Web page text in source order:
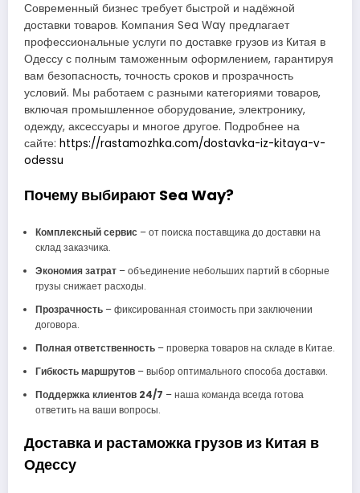
Современный бизнес требует быстрой и надёжной
доставки товаров. Компания Sea Way предлагает
профессиональные услуги по доставке грузов из Китая в
Одессу с полным таможенным оформлением, гарантируя
вам безопасность, точность сроков и прозрачность
условий. Мы работаем с разными категориями товаров,
включая промышленное оборудование, электронику,
одежду, аксессуары и многое другое. Подробнее на
сайте: https://rastamozhka.com/dostavka-iz-kitaya-v-
odessu
Почему выбирают Sea Way?
Комплексный сервис– от поиска поставщика до доставки на
склад заказчика.
Экономия затрат– объединение небольших партий в сборные
грузы снижает расходы.
Прозрачность– фиксированная стоимость при заключении
договора.
Полная ответственность– проверка товаров на складе в Китае.
Гибкость маршрутов– выбор оптимального способа доставки.
Поддержка клиентов 24/7 – наша команда всегда готова
ответить на ваши вопросы.
Доставка и растаможка грузов из Китая в
Одессу